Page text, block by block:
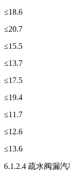
≤18.6
≤20.7
≤15.5
≤13.7
≤17.5
≤19.4
≤11.7
≤12.6
≤13.6
6.1.2.4 疏水阀漏汽